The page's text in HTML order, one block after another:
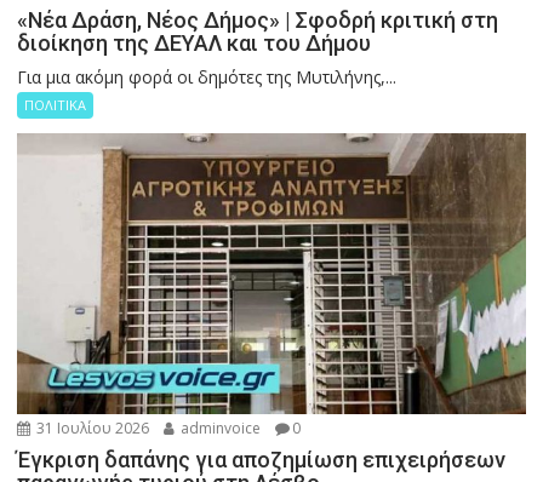
«Νέα Δράση, Νέος Δήμος» | Σφοδρή κριτική στη
διοίκηση της ΔΕΥΑΛ και του Δήμου
Για μια ακόμη φορά οι δημότες της Μυτιλήνης,...
ΠΟΛΙΤΙΚΑ
31 Ιουλίου 2026 adminvoice 0
Έγκριση δαπάνης για αποζημίωση επιχειρήσεων